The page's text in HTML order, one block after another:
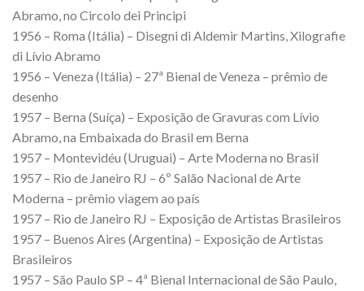
Abramo, no Circolo dei Principi
1956 – Roma (Itália) – Disegni di Aldemir Martins, Xilografie
di Lívio Abramo
1956 – Veneza (Itália) – 27ª Bienal de Veneza – prêmio de
desenho
1957 – Berna (Suíça) – Exposição de Gravuras com Lívio
Abramo, na Embaixada do Brasil em Berna
1957 – Montevidéu (Uruguai) – Arte Moderna no Brasil
1957 – Rio de Janeiro RJ – 6º Salão Nacional de Arte
Moderna – prêmio viagem ao país
1957 – Rio de Janeiro RJ – Exposição de Artistas Brasileiros
1957 – Buenos Aires (Argentina) – Exposição de Artistas
Brasileiros
1957 – São Paulo SP – 4ª Bienal Internacional de São Paulo,